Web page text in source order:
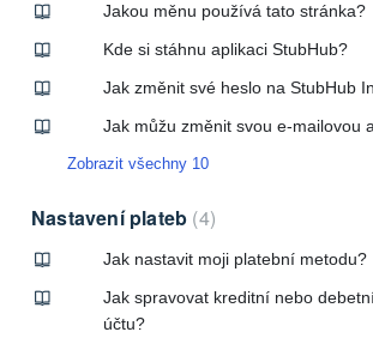
Jakou měnu používá tato stránka?
Kde si stáhnu aplikaci StubHub?
Jak změnit své heslo na StubHub
Jak můžu změnit svou e-mailovou
Zobrazit všechny 10
Nastavení plateb 4
Jak nastavit moji platební metodu?
Jak spravovat kreditní nebo
účtu?